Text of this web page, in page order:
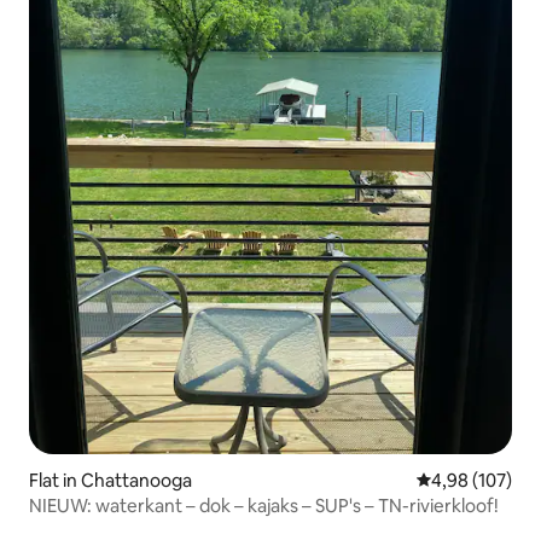
Flat in Chattanooga Gemiddelde
4,98 (107)
NIEUW: waterkant – dok – kajaks – SUP's – TN-rivierkloof!